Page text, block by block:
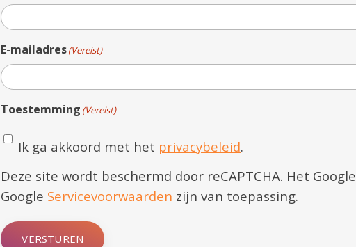
E-mailadres(Vereist)
Toestemming (Vereist)
Ik ga akkoord met het privacybeleid.
Deze site wordt beschermd door reCAPTCHA. Het Google
Google Servicevoorwaarden zijn van toepassing.
VERSTUREN